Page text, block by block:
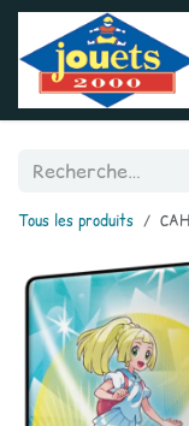
Se rendre au contenu
Tous les produits